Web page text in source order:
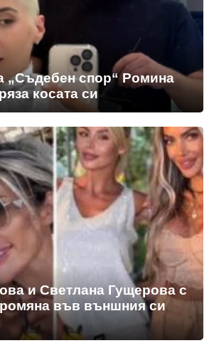
„Съдебен спор“ Ромина
косата си
и Светлана Гущерова с
във външния си